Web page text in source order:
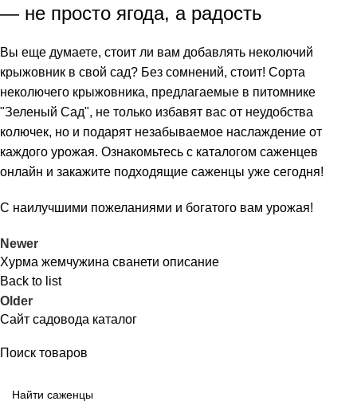
Поиск товаров
— не просто ягода, а радость
Вы еще думаете, стоит ли вам добавлять неколючий
крыжовник в свой сад? Без сомнений, стоит! Сорта
неколючего крыжовника, предлагаемые в питомнике
"Зеленый Сад", не только избавят вас от неудобства
колючек, но и подарят незабываемое наслаждение от
каждого урожая. Ознакомьтесь с каталогом саженцев
онлайн и закажите подходящие саженцы уже сегодня!
С наилучшими пожеланиями и богатого вам урожая!
Newer
Хурма жемчужина сванети описание
Back to list
Older
Сайт садовода каталог